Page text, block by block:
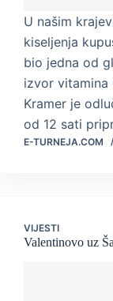
U našim
kiseljenja
bio jedna od
izvor vitamina
Kramer je
od 12 sati
E-TURNEJA.COM
VIJESTI
Valentinovo uz